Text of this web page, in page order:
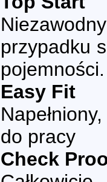
przypadku
pojemności.
Easy Fit
do pracy
Check